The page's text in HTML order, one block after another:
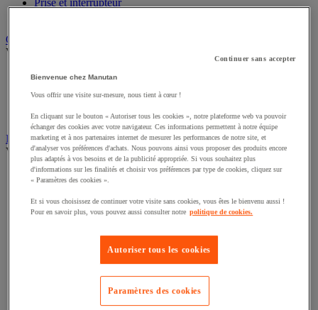
Graissage et lubrifiant
Voir toute la catégorie
Anti-adhérent
Lubrifiant et dégrippant
Outils de graissage
Instrument de mesure
Voir toute la catégorie
Balance industrielle
Dynamomètre
Équipement optique
Mesure de distance
Mesure de la vitesse
Mesure de l'environnement
Mesure d'électricité
Mesure du temps
Mesure et repère de chantier
Continuer sans accepter
Bienvenue chez Manutan
Vous offrir une visite sur-mesure, nous tient à cœur !
En cliquant sur le bouton « Autoriser tous les cookies », notre plateforme web va pouvoir
échanger des cookies avec votre navigateur. Ces informations permettent à notre équipe
marketing et à nos partenaires internet de mesurer les performances de notre site, et
d'analyser vos préférences d'achats. Nous pouvons ainsi vous proposer des produits encore
plus adaptés à vos besoins et de la publicité appropriée. Si vous souhaitez plus
d'informations sur les finalités et choisir vos préférences par type de cookies, cliquez sur
« Paramètres des cookies ».
Et si vous choisissez de continuer votre visite sans cookies, vous êtes le bienvenu aussi !
Pour en savoir plus, vous pouvez aussi consulter notre politique de cookies.
Autoriser tous les cookies
Paramètres des cookies